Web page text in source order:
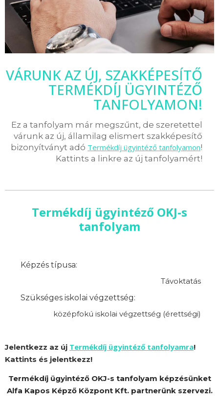
VÁRUNK AZ ÚJ, SZAKKÉPESÍTŐ
TERMÉKDÍJ ÜGYINTÉZŐ
TANFOLYAMON!
Ez a tanfolyam már megszűnt, de szeretettel
várunk az új, államilag elismert szakképesítő
bizonyítványt adó Termékdíj ügyintéző tanfolyamon!
Kattints a linkre az új tanfolyamért!
Termékdíj ügyintéző OKJ-s
tanfolyam
Képzés típusa:
Távoktatás
Szükséges iskolai végzettség:
középfokú iskolai végzettség (érettségi)
Jelentkezz az új Termékdíj ügyintéző tanfolyamra!
Kattints és jelentkezz!
Termékdíj ügyintéző OKJ-s tanfolyam képzésünket
Alfa Kapos Képző Központ Kft. partnerünk szervezi.